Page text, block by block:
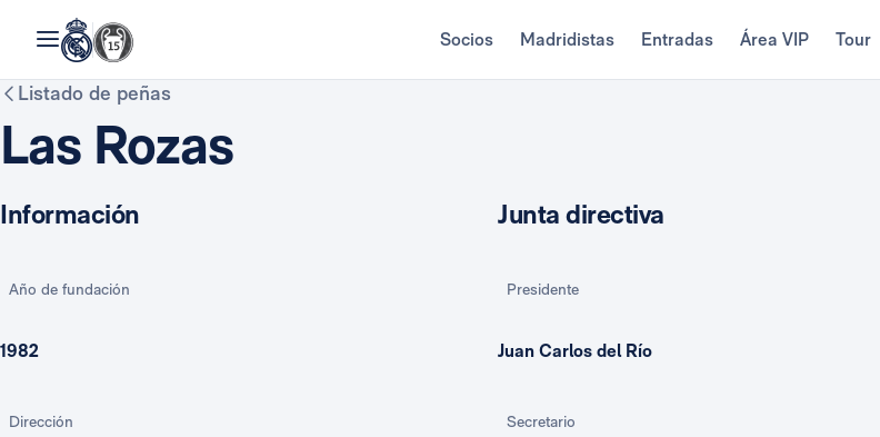
Socios Madridistas Entradas Área VIP Tour
Listado de peñas
Las Rozas
Información
Año de fundación
1982
Dirección
Junta directiva
Presidente
Juan Carlos del Río
Secretario